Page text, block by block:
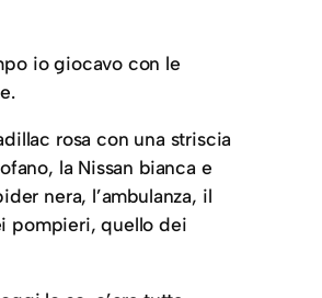
io giocavo con le
rosa con una striscia
la Nissan bianca e
nera, l’ambulanza, il
pompieri, quello dei